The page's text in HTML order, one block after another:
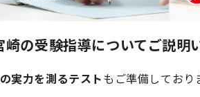
の受験指導についてご説明
実力を測るテストもご準備しており